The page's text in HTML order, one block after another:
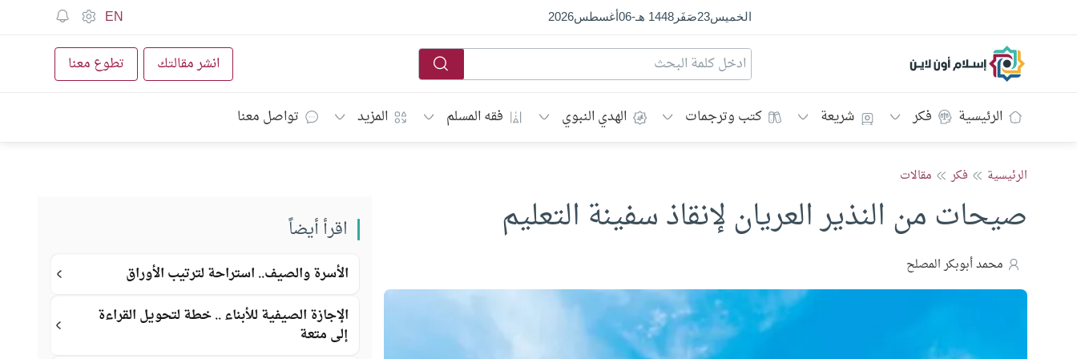
الخميس23صَفَر1448 هـ -
06أغسطس2026
EN
إسلام أون لاين انشر مقالتك تطوع معنا
الرئيسية فكر شريعة كتب وترجمات الهدي النبوي فقه المسلم المزيد تواصل معنا
الرئيسية فكر مقالات
صيحات من النذير العريان لإنقاذ سفينة التعليم
محمد أبوبكر المصلح
اقرأ أيضاً
الأسرة والصيف.. استراحة لترتيب الأوراق
الإجازة الصيفية للأبناء .. خطة لتحويل القراءة
إلى متعة